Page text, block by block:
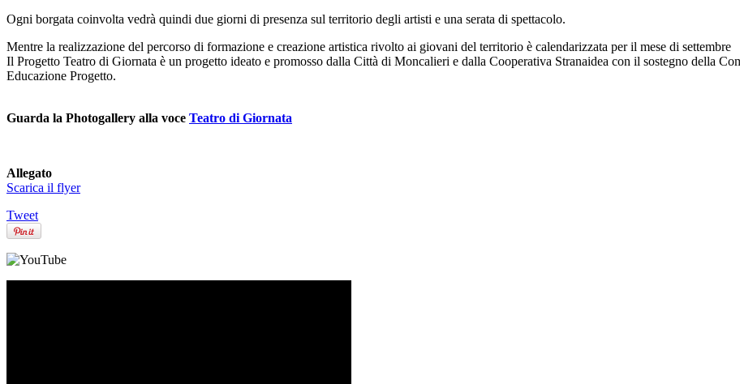
Ogni borgata coinvolta vedrà quindi due giorni di presenza sul territorio degli artisti e una serata di spettacolo.
Mentre la realizzazione del percorso di formazione e creazione artistica rivolto ai giovani del territorio è calendarizzata per il mese di settembre
Il Progetto Teatro di Giornata è un progetto ideato e promosso dalla Città di Moncalieri e dalla Cooperativa Stranaidea con il sostegno della
Educazione Progetto.
Guarda la Photogallery alla voce Teatro di Giornata
Allegato
Scarica il flyer
Tweet